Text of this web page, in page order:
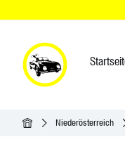
StartseiteNiederösterreich